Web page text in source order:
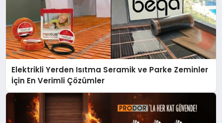
Elektrikli Yerden Isıtma Seramik ve Parke Zeminler
İçin En Verimli Çözümler